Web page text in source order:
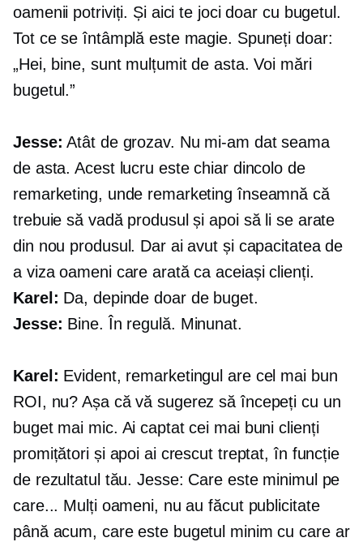
oamenii potriviți. Și aici te joci doar cu bugetul.
Tot ce se întâmplă este magie. Spuneți doar:
„Hei, bine, sunt mulțumit de asta. Voi mări
bugetul.”
Jesse: Atât de grozav. Nu mi-am dat seama
de asta. Acest lucru este chiar dincolo de
remarketing, unde remarketing înseamnă că
trebuie să vadă produsul și apoi să li se arate
din nou produsul. Dar ai avut și capacitatea de
a viza oameni care arată ca aceiași clienți.
Karel: Da, depinde doar de buget.
Jesse: Bine. În regulă. Minunat.
Karel: Evident, remarketingul are cel mai bun
ROI, nu? Așa că vă sugerez să începeți cu un
buget mai mic. Ai captat cei mai buni clienți
promițători și apoi ai crescut treptat, în funcție
de rezultatul tău. Jesse: Care este minimul pe
care... Mulți oameni, nu au făcut publicitate
până acum, care este bugetul minim cu care ar